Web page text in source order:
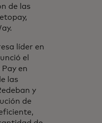
de las
líder en
el
en
las
y
de